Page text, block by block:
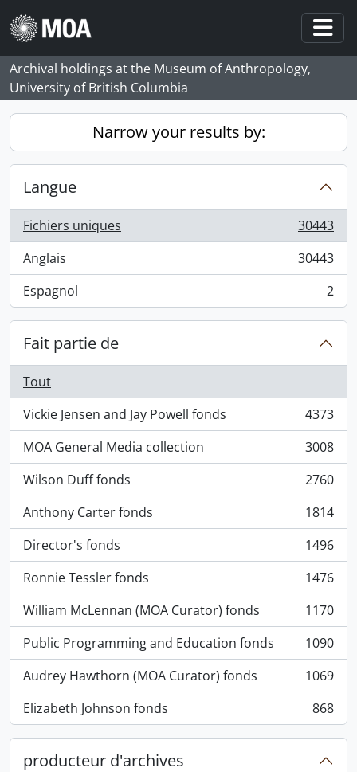
Skip to main content
Archival holdings at the Museum of Anthropology,
University of British Columbia
Narrow your results by:
Langue
Fichiers uniques
, 30443 résultats
30443
Anglais
, 30443 résultats
30443
Espagnol
, 2 résultats 2
Fait partie de
Tout
Vickie Jensen and Jay Powell fonds
, 4373 résultats
4373
MOA General Media collection
, 3008 résultats
3008
Wilson Duff fonds
, 2760 résultats
2760
Anthony Carter fonds
, 1814 résultats
1814
Director's fonds
, 1496 résultats
1496
Ronnie Tessler fonds
, 1476 résultats
1476
William McLennan (MOA Curator) fonds
, 1170 résultats
1170
Public Programming and Education fonds
, 1090 résultats
1090
Audrey Hawthorn (MOA Curator) fonds
, 1069 résultats
1069
Elizabeth Johnson fonds
, 868 résultats 868
producteur d'archives